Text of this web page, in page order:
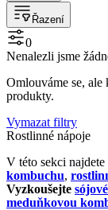
Řazení
0
Nenalezli jsme
Omlouváme se,
produkty.
Vymazat filtry
Rostlinné nápoje
V této sekci najdete
kombuchu,
Vyzkoušejte
meduňkovou